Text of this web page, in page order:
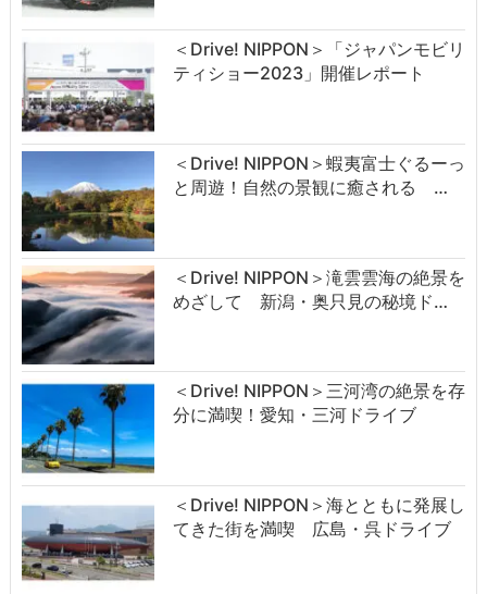
＜Drive! NIPPON＞「ジャパンモビリ
ティショー2023」開催レポート
＜Drive! NIPPON＞蝦夷富士ぐるーっ
と周遊！自然の景観に癒される …
＜Drive! NIPPON＞滝雲雲海の絶景を
めざして 新潟・奥只見の秘境ド…
＜Drive! NIPPON＞三河湾の絶景を存
分に満喫！愛知・三河ドライブ
＜Drive! NIPPON＞海とともに発展し
てきた街を満喫 広島・呉ドライブ